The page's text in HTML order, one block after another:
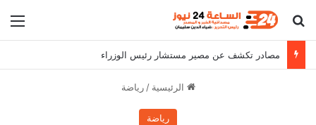
بحث عن
مصادر تكشف عن مصير مستشار رئيس الوزراء
الرئيسية / رياضة
رياضة